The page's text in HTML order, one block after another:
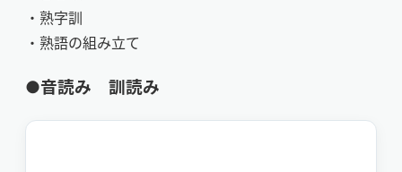
・熟字訓
・熟語の組み立て
●音読み 訓読み